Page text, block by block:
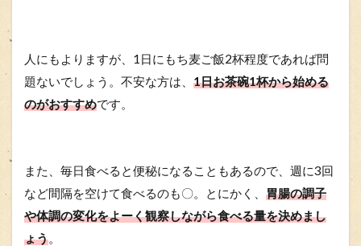
人にもよりますが、1日にもち麦ご飯2杯程度であれば問
題ないでしょう。不安な方は、 1日お茶碗1杯から始める
のがおすすめです。
また、毎日食べると便秘になることもあるので、週に3回
など間隔を空けて食べるのも〇。とにかく、 胃腸の調子
や体調の変化をよーく観察しながら食べる量を決めまし
ょう。